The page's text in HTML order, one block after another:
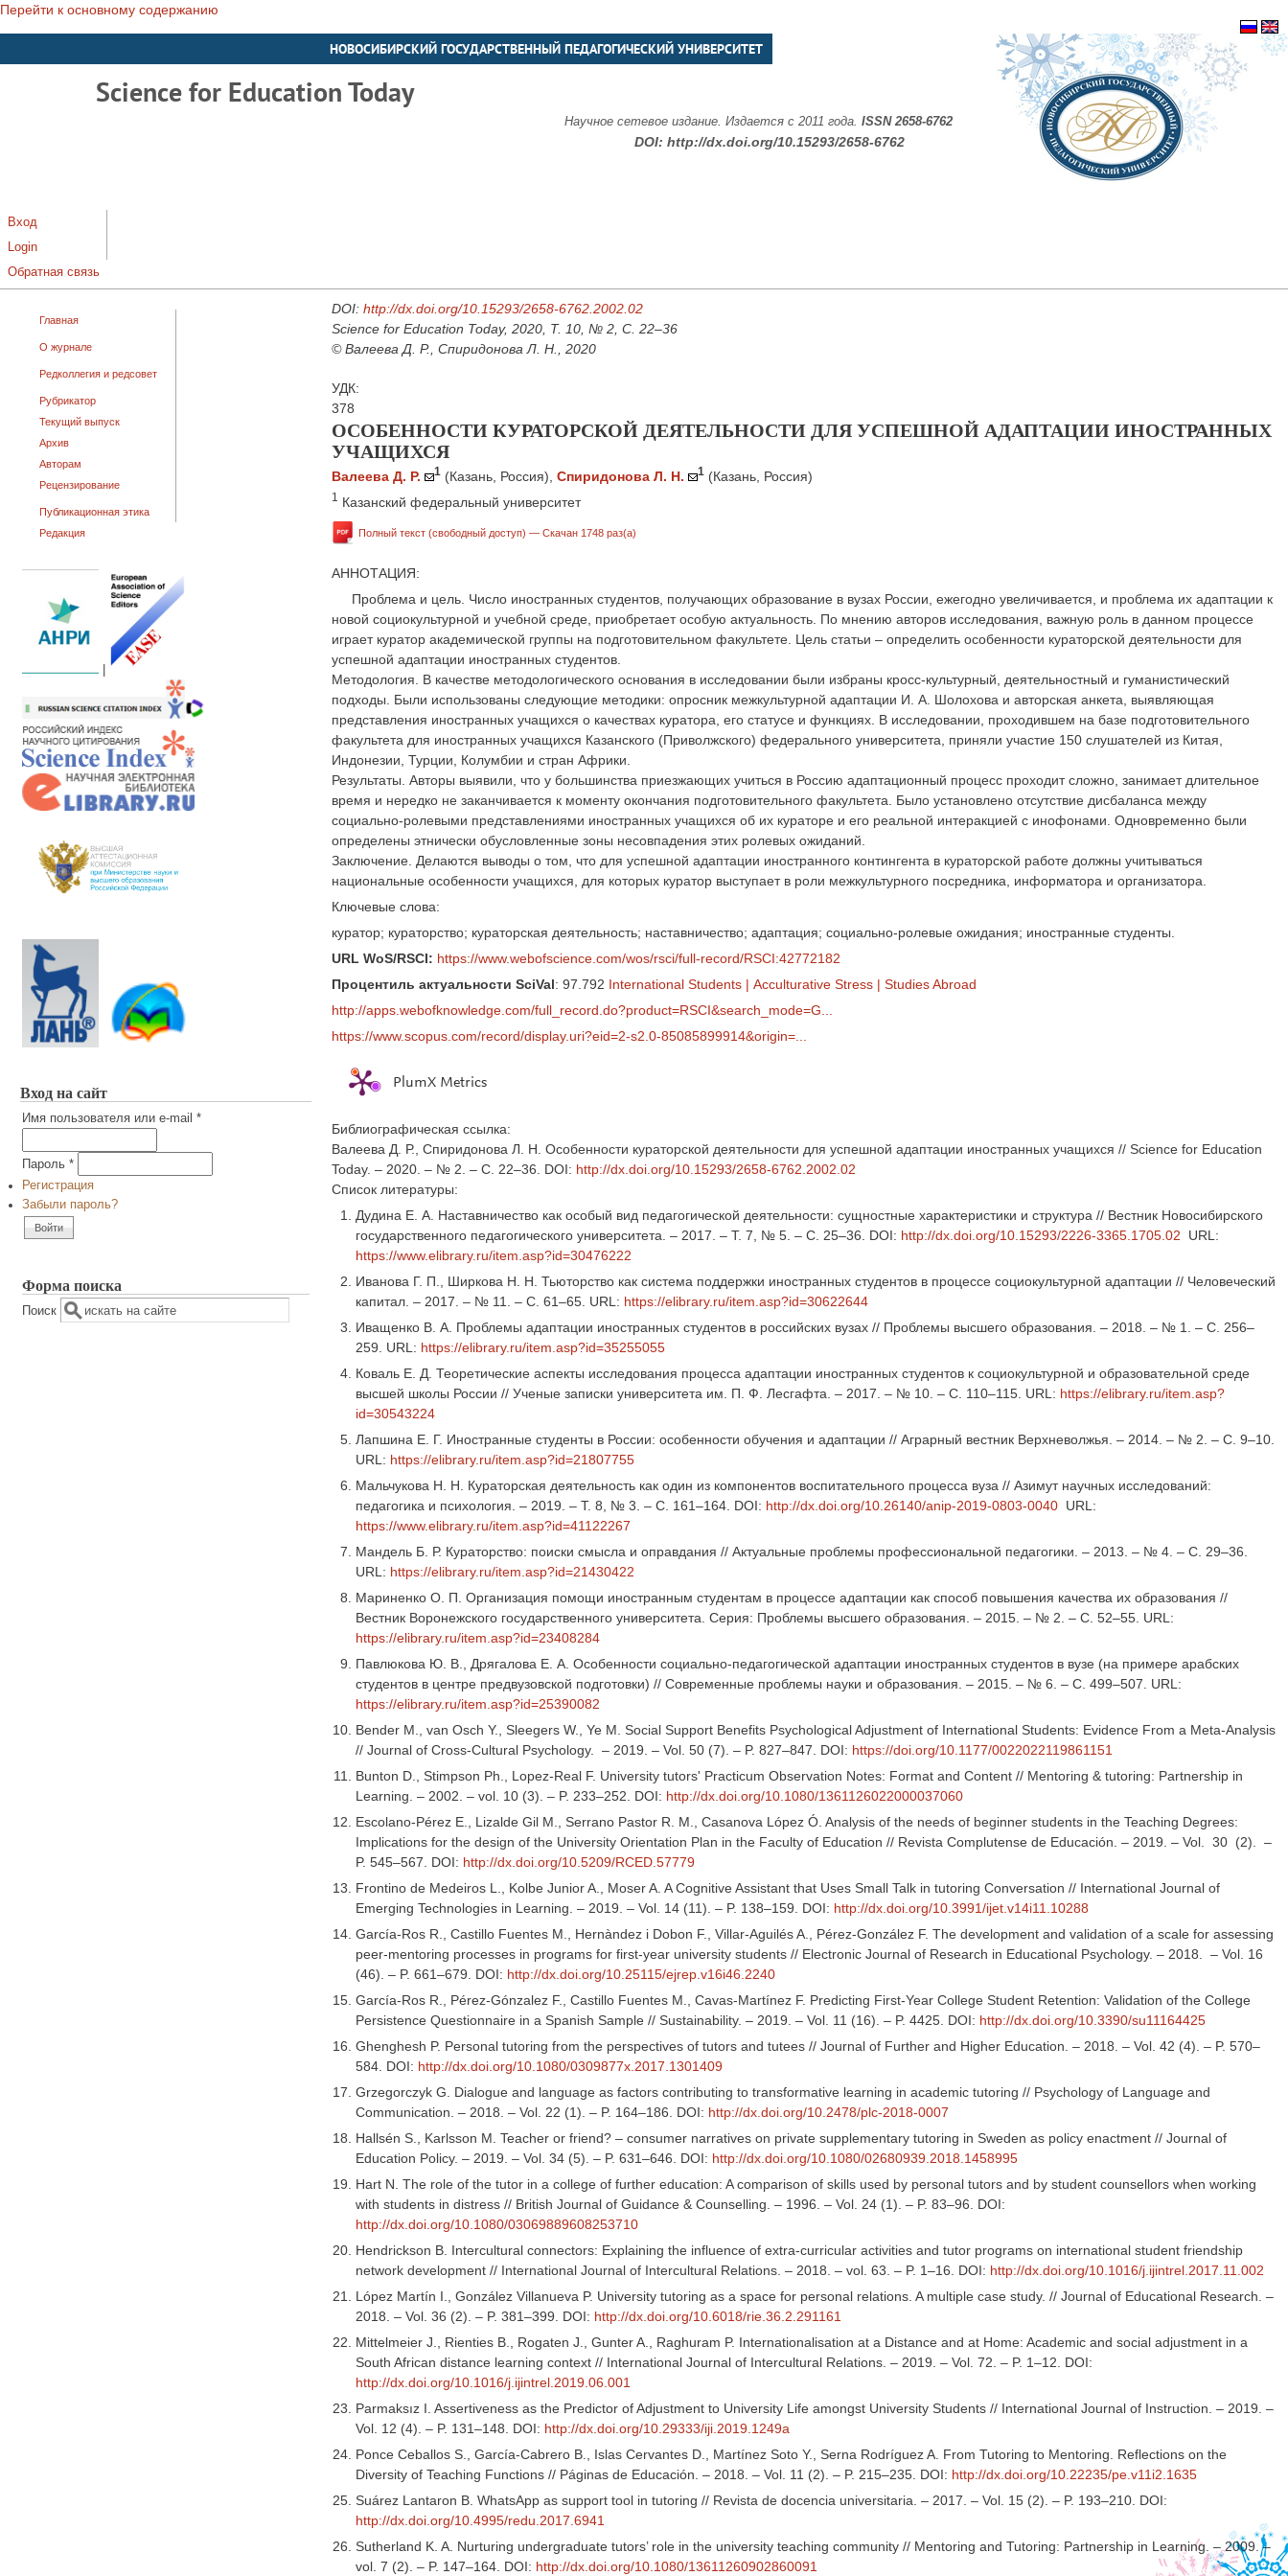
Перейти к основному содержанию
НОВОСИБИРСКИЙ ГОСУДАРСТВЕННЫЙ ПЕДАГОГИЧЕСКИЙ УНИВЕРСИТЕТ
Science for Education Today
Научное сетевое издание. Издается с 2011 года. ISSN 2658-6762
DOI: http://dx.doi.org/10.15293/2658-6762
Вход
Login
Обратная связь
Главная
О журнале
Редколлегия и редсовет
Рубрикатор
Текущий выпуск
Архив
Авторам
Рецензирование
Публикационная этика
Редакция
Вход на сайт
Имя пользователя или e-mail *
Пароль *
Регистрация
Забыли пароль?
Форма поиска
Поиск
DOI: http://dx.doi.org/10.15293/2658-6762.2002.02
Science for Education Today, 2020, Т. 10, № 2, С. 22–36
© Валеева Д. Р., Спиридонова Л. Н., 2020
УДК:
378
ОСОБЕННОСТИ КУРАТОРСКОЙ ДЕЯТЕЛЬНОСТИ ДЛЯ УСПЕШНОЙ АДАПТАЦИИ ИНОСТРАННЫХ
УЧАЩИХСЯ
Валеева Д. Р. 1 (Казань, Россия) Спиридонова Л. Н. 1 (Казань, Россия)
1 Казанский федеральный университет
Полный текст (свободный доступ) — Скачан 1748 раз(а)
АННОТАЦИЯ:
Проблема и цель. Число иностранных студентов, получающих образование в вузах России, ежегодно увеличивается, и проблема их адаптации к
новой социокультурной и учебной среде, приобретает особую актуальность. По мнению авторов исследования, важную роль в данном процессе
играет куратор академической группы на подготовительном факультете. Цель статьи – определить особенности кураторской деятельности для
успешной адаптации иностранных студентов.
Методология. В качестве методологического основания в исследовании были избраны кросс-культурный, деятельностный и гуманистический
подходы. Были использованы следующие методики: опросник межкультурной адаптации И. А. Шолохова и авторская анкета, выявляющая
представления иностранных учащихся о качествах куратора, его статусе и функциях. В исследовании, проходившем на базе подготовительного
факультета для иностранных учащихся Казанского (Приволжского) федерального университета, приняли участие 150 слушателей из Китая,
Индонезии, Турции, Колумбии и стран Африки.
Результаты. Авторы выявили, что у большинства приезжающих учиться в Россию адаптационный процесс проходит сложно, занимает длительное
время и нередко не заканчивается к моменту окончания подготовительного факультета. Было установлено отсутствие дисбаланса между
социально-ролевыми представлениями иностранных учащихся об их кураторе и его реальной интеракцией с инофонами. Одновременно были
определены этнически обусловленные зоны несовпадения этих ролевых ожиданий.
Заключение. Делаются выводы о том, что для успешной адаптации иностранного контингента в кураторской работе должны учитываться
национальные особенности учащихся, для которых куратор выступает в роли межкультурного посредника, информатора и организатора.
Ключевые слова:
куратор; кураторство; кураторская деятельность; наставничество; адаптация; социально-ролевые ожидания; иностранные студенты.
URL WoS/RSCI: https://www.webofscience.com/wos/rsci/full-record/RSCI:42772182
Процентиль актуальности SciVal: 97.792 International Students | Acculturative Stress | Studies Abroad
http://apps.webofknowledge.com/full_record.do?product=RSCI&search_mode=G...
https://www.scopus.com/record/display.uri?eid=2-s2.0-85085899914&origin=...
PlumX Metrics
Библиографическая ссылка:
Валеева Д. Р., Спиридонова Л. Н. Особенности кураторской деятельности для успешной адаптации иностранных учащихся // Science for Education
Today. – 2020. – № 2. – С. 22–36. DOI: http://dx.doi.org/10.15293/2658-6762.2002.02
Список литературы:
Дудина Е. А. Наставничество как особый вид педагогической деятельности: сущностные характеристики и структура // Вестник Новосибирского
государственного педагогического университета. – 2017. – Т. 7, № 5. – С. 25–36. DOI: http://dx.doi.org/10.15293/2226-3365.1705.02 URL:
https://www.elibrary.ru/item.asp?id=30476222
Иванова Г. П., Ширкова Н. Н. Тьюторство как система поддержки иностранных студентов в процессе социокультурной адаптации // Человеческий
капитал. – 2017. – № 11. – С. 61–65. URL: https://elibrary.ru/item.asp?id=30622644
Иващенко В. А. Проблемы адаптации иностранных студентов в российских вузах // Проблемы высшего образования. – 2018. – № 1. – С. 256–
259. URL: https://elibrary.ru/item.asp?id=35255055
Коваль Е. Д. Теоретические аспекты исследования процесса адаптации иностранных студентов к социокультурной и образовательной среде
высшей школы России // Ученые записки университета им. П. Ф. Лесгафта. – 2017. – № 10. – С. 110–115. URL: https://elibrary.ru/item.asp?
id=30543224
Лапшина Е. Г. Иностранные студенты в России: особенности обучения и адаптации // Аграрный вестник Верхневолжья. – 2014. – № 2. – С. 9–10.
URL: https://elibrary.ru/item.asp?id=21807755
Мальчукова Н. Н. Кураторская деятельность как один из компонентов воспитательного процесса вуза // Азимут научных исследований:
педагогика и психология. – 2019. – Т. 8, № 3. – С. 161–164. DOI: http://dx.doi.org/10.26140/anip-2019-0803-0040 URL:
https://www.elibrary.ru/item.asp?id=41122267
Мандель Б. Р. Кураторство: поиски смысла и оправдания // Актуальные проблемы профессиональной педагогики. – 2013. – № 4. – С. 29–36.
URL: https://elibrary.ru/item.asp?id=21430422
Мариненко О. П. Организация помощи иностранным студентам в процессе адаптации как способ повышения качества их образования //
Вестник Воронежского государственного университета. Серия: Проблемы высшего образования. – 2015. – № 2. – С. 52–55. URL:
https://elibrary.ru/item.asp?id=23408284
Павлюкова Ю. В., Дрягалова Е. А. Особенности социально-педагогической адаптации иностранных студентов в вузе (на примере арабских
студентов в центре предвузовской подготовки) // Современные проблемы науки и образования. – 2015. – № 6. – С. 499–507. URL:
https://elibrary.ru/item.asp?id=25390082
Bender M., van Osch Y., Sleegers W., Ye M. Social Support Benefits Psychological Adjustment of International Students: Evidence From a Meta-Analysis
// Journal of Cross-Cultural Psychology. – 2019. – Vol. 50 (7). – P. 827–847. DOI: https://doi.org/10.1177/0022022119861151
Bunton D., Stimpson Ph., Lopez-Real F. University tutors' Practicum Observation Notes: Format and Content // Mentoring & tutoring: Partnership in
Learning. – 2002. – vol. 10 (3). – P. 233–252. DOI: http://dx.doi.org/10.1080/1361126022000037060
Escolano-Pérez E., Lizalde Gil M., Serrano Pastor R. M., Casanova López Ó. Analysis of the needs of beginner students in the Teaching Degrees:
Implications for the design of the University Orientation Plan in the Faculty of Education // Revista Complutense de Educación. – 2019. – Vol. 30 (2). –
P. 545–567. DOI: http://dx.doi.org/10.5209/RCED.57779
Frontino de Medeiros L., Kolbe Junior A., Moser A. A Cognitive Assistant that Uses Small Talk in tutoring Conversation // International Journal of
Emerging Technologies in Learning. ‒ 2019. – Vol. 14 (11). – P. 138–159. DOI: http://dx.doi.org/10.3991/ijet.v14i11.10288
García-Ros R., Castillo Fuentes M., Hernàndez i Dobon F., Villar-Aguilés A., Pérez-González F. The development and validation of a scale for assessing
peer-mentoring processes in programs for first-year university students // Electronic Journal of Research in Educational Psychology. – 2018. – Vol. 16
(46). – P. 661–679. DOI: http://dx.doi.org/10.25115/ejrep.v16i46.2240
García-Ros R., Pérez-Gónzalez F., Castillo Fuentes M., Cavas-Martínez F. Predicting First-Year College Student Retention: Validation of the College
Persistence Questionnaire in a Spanish Sample // Sustainability. – 2019. – Vol. 11 (16). – P. 4425. DOI: http://dx.doi.org/10.3390/su11164425
Ghenghesh P. Personal tutoring from the perspectives of tutors and tutees // Journal of Further and Higher Education. – 2018. – Vol. 42 (4). – P. 570–
584. DOI: http://dx.doi.org/10.1080/0309877x.2017.1301409
Grzegorczyk G. Dialogue and language as factors contributing to transformative learning in academic tutoring // Psychology of Language and
Communication. – 2018. – Vol. 22 (1). – P. 164–186. DOI: http://dx.doi.org/10.2478/plc-2018-0007
Hallsén S., Karlsson M. Teacher or friend? – consumer narratives on private supplementary tutoring in Sweden as policy enactment // Journal of
Education Policy. – 2019. – Vol. 34 (5). – P. 631–646. DOI: http://dx.doi.org/10.1080/02680939.2018.1458995
Hart N. The role of the tutor in a college of further education: A comparison of skills used by personal tutors and by student counsellors when working
with students in distress // British Journal of Guidance & Counselling. – 1996. – Vol. 24 (1). – P. 83–96. DOI:
http://dx.doi.org/10.1080/03069889608253710
Hendrickson B. Intercultural connectors: Explaining the influence of extra-curricular activities and tutor programs on international student friendship
network development // International Journal of Intercultural Relations. – 2018. – vol. 63. – P. 1–16. DOI: http://dx.doi.org/10.1016/j.ijintrel.2017.11.002
López Martín I., González Villanueva P. University tutoring as a space for personal relations. A multiple case study. // Journal of Educational Research. –
2018. – Vol. 36 (2). – P. 381–399. DOI: http://dx.doi.org/10.6018/rie.36.2.291161
Mittelmeier J., Rienties B., Rogaten J., Gunter A., Raghuram P. Internationalisation at a Distance and at Home: Academic and social adjustment in a
South African distance learning context // International Journal of Intercultural Relations. – 2019. – Vol. 72. – P. 1–12. DOI:
http://dx.doi.org/10.1016/j.ijintrel.2019.06.001
Parmaksız I. Assertiveness as the Predictor of Adjustment to University Life amongst University Students // International Journal of Instruction. – 2019. –
Vol. 12 (4). – P. 131–148. DOI: http://dx.doi.org/10.29333/iji.2019.1249a
Ponce Ceballos S., García-Cabrero B., Islas Cervantes D., Martínez Soto Y., Serna Rodríguez A. From Tutoring to Mentoring. Reflections on the
Diversity of Teaching Functions // Páginas de Educación. – 2018. – Vol. 11 (2). – P. 215–235. DOI: http://dx.doi.org/10.22235/pe.v11i2.1635
Suárez Lantaron B. WhatsApp as support tool in tutoring // Revista de docencia universitaria. – 2017. – Vol. 15 (2). – P. 193–210. DOI:
http://dx.doi.org/10.4995/redu.2017.6941
Sutherland K. A. Nurturing undergraduate tutors’ role in the university teaching community // Mentoring and Tutoring: Partnership in Learning. – 2009. –
vol. 7 (2). – P. 147–164. DOI: http://dx.doi.org/10.1080/13611260902860091